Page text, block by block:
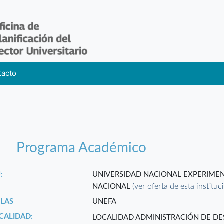
Programa Académico
UNIVERSIDAD NACIONAL
NACIONAL(ver oferta de esta
UNEFA
LOCALIDAD ADMINISTRACIÓN DE